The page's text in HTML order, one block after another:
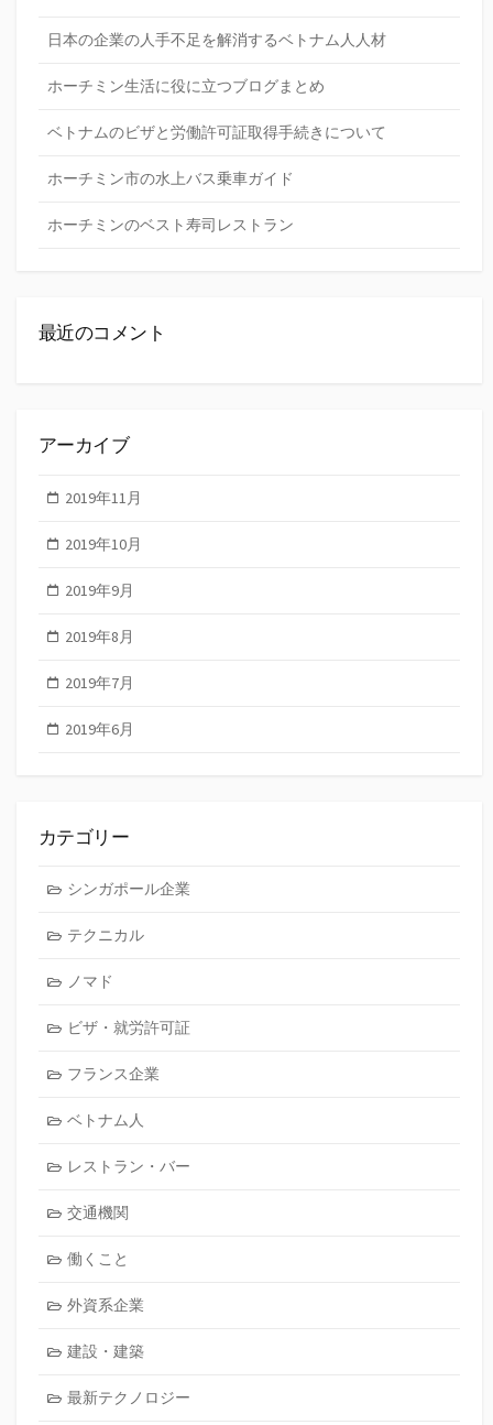
日本の企業の人手不足を解消するベトナム人人材
ホーチミン生活に役に立つブログまとめ
ベトナムのビザと労働許可証取得手続きについて
ホーチミン市の水上バス乗車ガイド
ホーチミンのベスト寿司レストラン
最近のコメント
アーカイブ
2019年11月
2019年10月
2019年9月
2019年8月
2019年7月
2019年6月
カテゴリー
シンガポール企業
テクニカル
ノマド
ビザ・就労許可証
フランス企業
ベトナム人
レストラン・バー
交通機関
働くこと
外資系企業
建設・建築
最新テクノロジー